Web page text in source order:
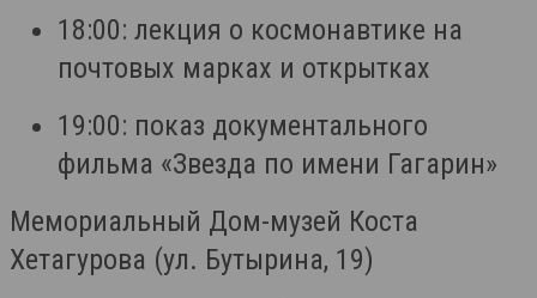
18:00: лекция о космонавтике на
почтовых марках и открытках
19:00: показ документального
фильма «Звезда по имени Гагарин»
Мемориальный Дом-музей Коста
Хетагурова (ул. Бутырина, 19)